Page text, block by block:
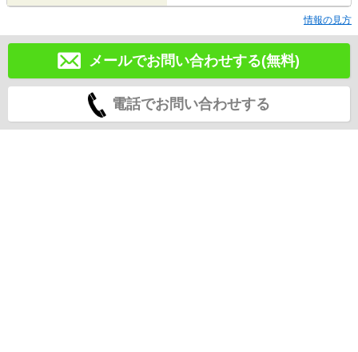
情報の見方
メールでお問い合わせする(無料)
電話でお問い合わせする